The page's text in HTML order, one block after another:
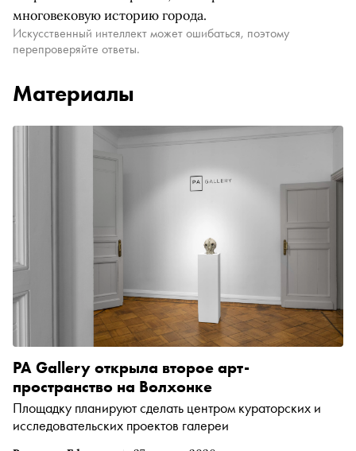
многовековую историю города.
Искусственный интеллект может ошибаться, поэтому
перепроверяйте ответы.
Материалы
PA Gallery открыла второе арт-
пространство на Волхонке
Площадку планируют сделать центром кураторских и
исследовательских проектов галереи